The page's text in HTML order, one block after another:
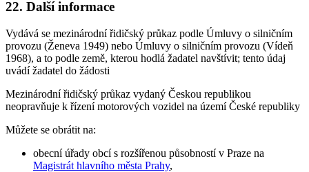
22. Další informace
Vydává se mezinárodní řidičský průkaz podle Úmluvy o silničním
provozu (Ženeva 1949) nebo Úmluvy o silničním provozu (Vídeň
1968), a to podle země, kterou hodlá žadatel navštívit; tento údaj
uvádí žadatel do žádosti
Mezinárodní řidičský průkaz vydaný Českou republikou
neopravňuje k řízení motorových vozidel na území České republiky
Můžete se obrátit na:
obecní úřady obcí s rozšířenou působností v Praze na
Magistrát hlavního města Prahy,